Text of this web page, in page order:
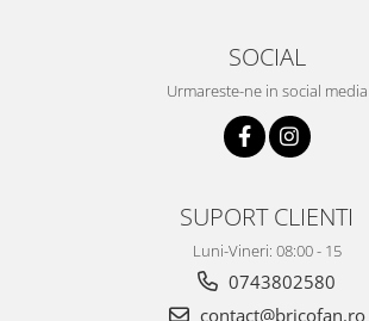
Prelungitoare & cabluri electrice
Lumina de crestere pentru plante
SOCIAL
Urmareste-ne in social media
SUPORT CLIENTI
Luni-Vineri: 08:00 - 15
0743802580
contact@bricofan.ro